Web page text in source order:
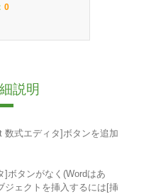
0
説明
数式エディタ]ボタンを追加
ボタンがなく(Wordはあ
ジェクトを挿入するには[挿